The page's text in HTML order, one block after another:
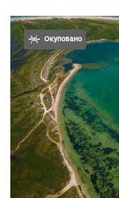
Окуповано